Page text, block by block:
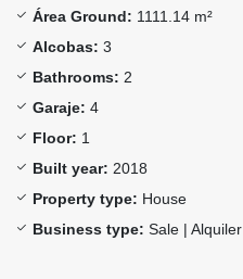
Área Ground: 1111.14 m²
Alcobas: 3
Bathrooms: 2
Garaje: 4
Floor: 1
Built year: 2018
Property type: House
Business type: Sale | Alquiler